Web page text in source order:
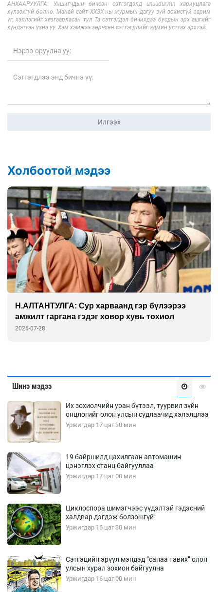
АНХААРУУЛГА: Уншигчдын бичсэн сэтгэгдэлд unuudur.mn хариуцлага
хүлээхгүй болно. Манай сайт ХХЗХ-ны журмын дагуу зүй зохисгүй зарим
үг, хэллэгийг хязгаарласан тул Та сэтгэгдэл бичихдээ бусдын эрх ашгийг
хүндэтгэн үзнэ үү. Хэм хэмжээ зөрчсөн сэтгэгдлийг админ устгах эрхтэй.
Илгээх
Холбоотой мэдээ
Сур харваанд гэр бүлээрээ
гаргана гэдэг ховор хувь тохиол
07-28
Шинэ мэдээ
Их зохиолчийн уран бүтээл, туурвил зүйн
онцлогийг олон улсын судлаачид хэлэлцлээ
Уржигдар 17 цаг 30 мин
19 байршилд цахилгаан автомашин
цэнэглэх станц байгууллаа
Уржигдар 17 цаг 00 мин
Циклоспора шимэгчээс үүдэлтэй гэдэсний
халдвар дэгдэж болзошгүй
Уржигдар 16 цаг 30 мин
Сэтгэцийн эрүүл мэндэд “санаа тавих” олон
улсын хурал зохион байгуулна
Уржигдар 16 цаг 00 мин